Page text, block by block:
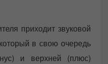
приходит звуковой
в свою очередь
и верхней (плюс)